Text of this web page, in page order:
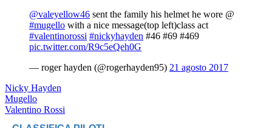
@valeyellow46 sent the family his helmet he wore @
#mugello with a nice message(top left)class act
#valentinorossi #nickyhayden #46 #69 #469
pic.twitter.com/R9c5eQeh0G
— roger hayden (@rogerhayden95) 21 agosto 2017
Nicky Hayden
Mugello
Valentino Rossi